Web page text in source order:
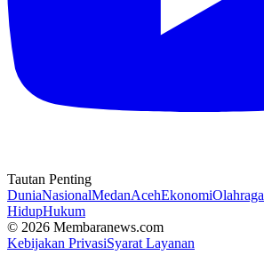
Tautan Penting
DuniaNasionalMedanAcehEkonomiOlahraga
HidupHukum
© 2026 Membaranews.com
Kebijakan PrivasiSyarat Layanan